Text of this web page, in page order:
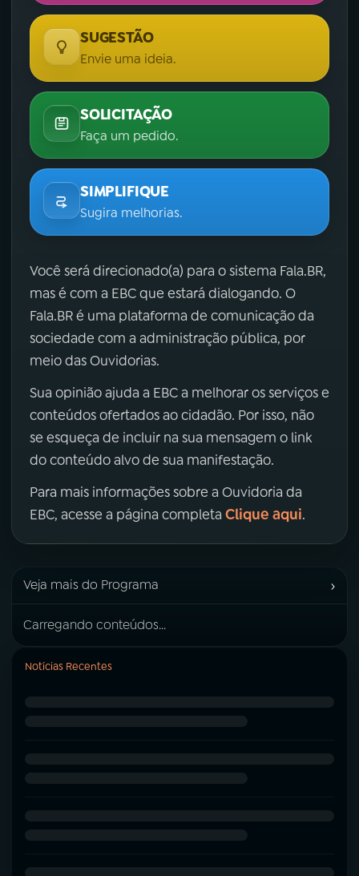
SUGESTÃO
Envie uma ideia.
SOLICITAÇÃO
Faça um pedido.
SIMPLIFIQUE
Sugira melhorias.
Você será direcionado(a) para o sistema Fala.BR,
mas é com a EBC que estará dialogando. O
Fala.BR é uma plataforma de comunicação da
sociedade com a administração pública, por
meio das Ouvidorias.
Sua opinião ajuda a EBC a melhorar os serviços e
conteúdos ofertados ao cidadão. Por isso, não
se esqueça de incluir na sua mensagem o link
do conteúdo alvo de sua manifestação.
Para mais informações sobre a Ouvidoria da
EBC, acesse a página completa Clique aqui.
Veja mais do Programa ›
Carregando conteúdos...
Notícias Recentes